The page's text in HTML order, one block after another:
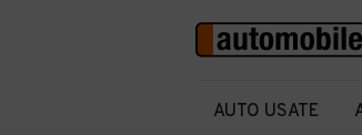
AUTO USATE